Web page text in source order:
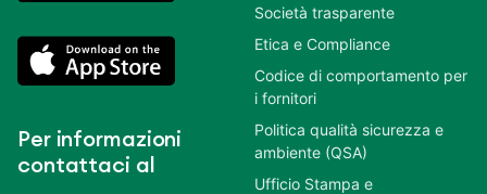
Per informazioni
contattaci al
Società trasparente
Etica e Compliance
Codice di comportamento per
i fornitori
Politica qualità sicurezza e
ambiente (QSA)
Ufficio Stampa e